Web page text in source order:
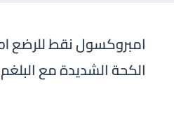
الكحة الشديدة مع البلغم